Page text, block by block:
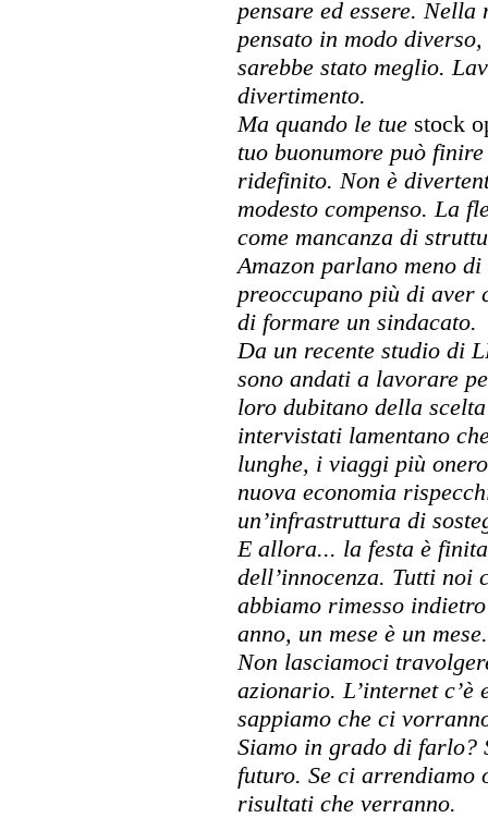
pensare ed essere.
pensato in modo
sarebbe stato meglio.
divertimento.
Ma quando le tue stock
tuo buonumore può
ridefinito. Non è
modesto compenso. La
come mancanza di
Amazon parlano meno
preoccupano più di aver
di formare un sindacato.
Da un recente studio di
sono andati a lavorare
loro dubitano della
intervistati lamentano
lunghe, i viaggi più
nuova economia
un’infrastruttura di
E allora... la festa è
dell’innocenza. Tutti noi
abbiamo rimesso
anno, un mese è un
Non lasciamoci
azionario. L’internet
sappiamo che ci
Siamo in grado di farlo?
futuro. Se ci arrendiamo
risultati che verranno.